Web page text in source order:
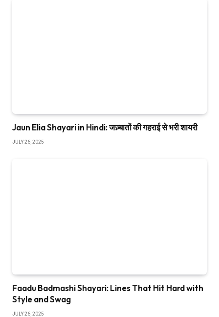
Jaun Elia Shayari in Hindi: जज़्बातों की गहराई से भरी शायरी
JULY 26, 2025
Faadu Badmashi Shayari: Lines That Hit Hard with
Style and Swag
JULY 26, 2025